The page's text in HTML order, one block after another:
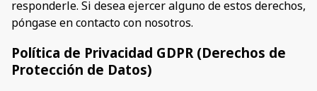
responderle. Si desea ejercer alguno de estos derechos,
póngase en contacto con nosotros.
Política de Privacidad GDPR (Derechos de
Protección de Datos)